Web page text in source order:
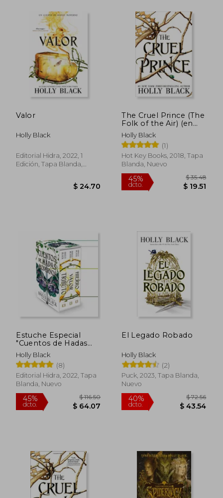
dcto. dcto. $
45%
dcto.
Valor
Holly Black
Editorial Hidra, 2022, 1
Edición, Tapa Blanda,
The Cruel Prince (The
Folk of the Air) (en
Inglés)
Holly Black
(1)
Hot Key Books, 2018, Tapa
Blanda, Nuevo
Estuche Especial
"Cuentos de Hadas
Modernos"
Holly Black
(8)
Editorial Hidra, 2022, Tapa
Blanda, Nuevo
El Legado Robado
Holly Black
(2)
Puck, 2023, Tapa Blanda,
Nuevo